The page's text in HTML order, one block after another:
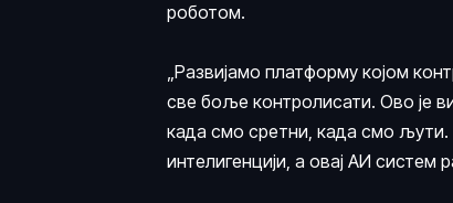
роботом.
„Развијамо платформу којом
све боље контролисати. Ово је
када смо сретни, када смо љути.
интелигенцији, а овај АИ систем